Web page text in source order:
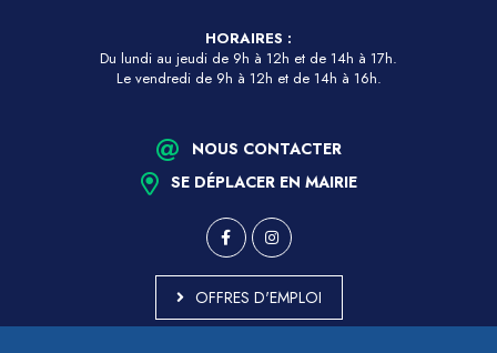
HORAIRES :
Du lundi au jeudi de 9h à 12h et de 14h à 17h.
Le vendredi de 9h à 12h et de 14h à 16h.
NOUS CONTACTER
SE DÉPLACER EN MAIRIE
OFFRES D'EMPLOI